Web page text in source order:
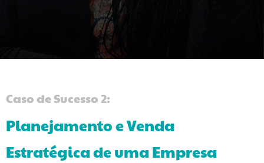
Caso de Sucesso 2:
Planejamento e Venda
Estratégica de uma Empresa